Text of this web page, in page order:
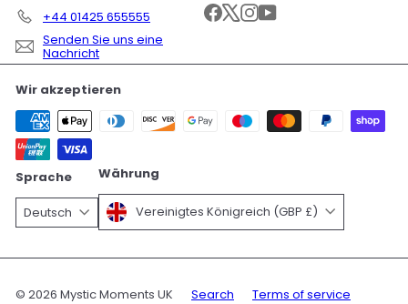
+44 01425 655555
Senden Sie uns eine
Nachricht
Facebook
X Instagram
YouTube
Wir akzeptieren
Sprache
Deutsch
Währung
Vereinigtes Königreich (GBP £)
© 2026 Mystic Moments UK Search
Terms of service